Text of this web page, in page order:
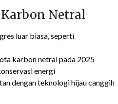
Netral
luar biasa, seperti
karbon netral pada 2025
energi
dengan teknologi hijau canggih